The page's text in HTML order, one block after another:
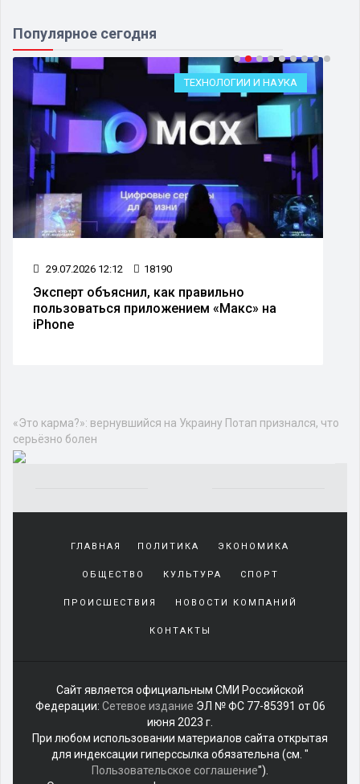
Популярное сегодня
ТЕХНОЛОГИИ И НАУКА
29.07.2026 12:12 18190
Эксперт объяснил, как правильно
пользоваться приложением «Макс» на
iPhone
Культура
ШОУ-БИЗНЕС
«Это карма?»: вернувшийся на
серьёзно болен
Потап.Источник:kp.ruАвтор фото:Лариса
Кудрявцева/ЭГ